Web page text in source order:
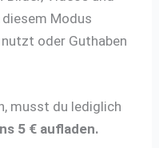
Modus
oder Guthaben
musst du lediglich
5 € aufladen.